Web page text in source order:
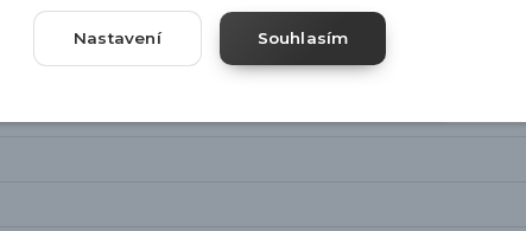
Nastavení Souhlasím